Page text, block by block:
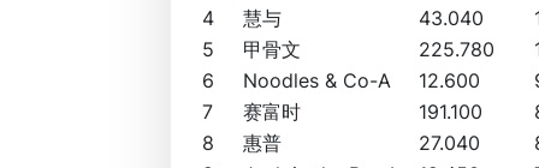
4
慧与 43.040
5
甲骨文 225.780
6
Noodles & Co-A 12.600
7
赛富时 191.100
8
惠普 27.040